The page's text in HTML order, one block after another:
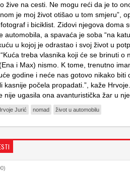
žive na cesti. Ne mogu reći da je to
je moj život otišao u tom smjeru”,
i biciklist. Zidovi njegova doma
automobila, a spavaća je soba “na
u kojoj je odrastao i svoj život u
treba vlasnika koji će se brinuti o
i Max) nismo. K tome, trenutno
godine i neće nas gotovo nikako biti
kasnije počela propadati.”, kaže
nije ugasila ona avanturistička žar u
Jurić nomad život u automobilu